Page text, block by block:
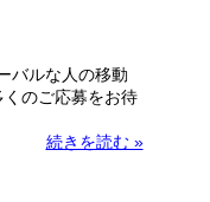
バルな人の移動
のご応募をお待
続きを読む »